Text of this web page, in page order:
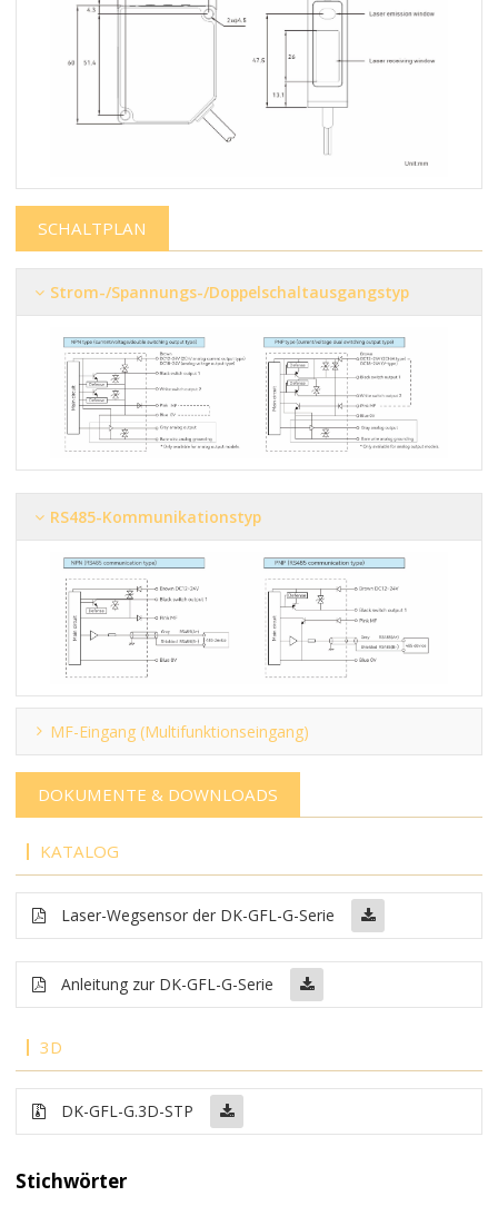
SCHALTPLAN
Strom-/Spannungs-/Doppelschaltausgangstyp
RS485-Kommunikationstyp
MF-Eingang (Multifunktionseingang)
DOKUMENTE & DOWNLOADS
KATALOG
Laser-Wegsensor der DK-GFL-G-Serie
Anleitung zur DK-GFL-G-Serie
3D
DK-GFL-G.3D-STP
Stichwörter